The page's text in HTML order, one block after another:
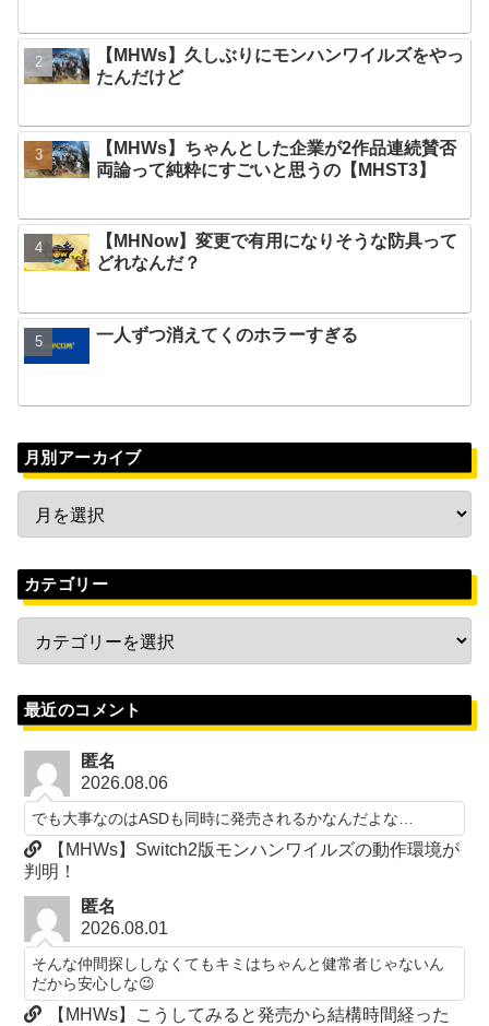
【MHWs】久しぶりにモンハンワイルズをやっ
たんだけど
【MHWs】ちゃんとした企業が2作品連続賛否
両論って純粋にすごいと思うの【MHST3】
【MHNow】変更で有用になりそうな防具って
どれなんだ？
一人ずつ消えてくのホラーすぎる
月別アーカイブ
カテゴリー
最近のコメント
匿名
2026.08.06
でも大事なのはASDも同時に発売されるかなんだよな…
【MHWs】Switch2版モンハンワイルズの動作環境が
判明！
匿名
2026.08.01
そんな仲間探ししなくてもキミはちゃんと健常者じゃないん
だから安心しな😉
【MHWs】こうしてみると発売から結構時間経った